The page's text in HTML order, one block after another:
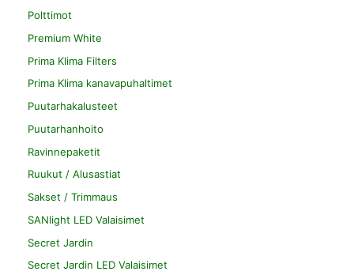
Polttimot
Premium White
Prima Klima Filters
Prima Klima kanavapuhaltimet
Puutarhakalusteet
Puutarhanhoito
Ravinnepaketit
Ruukut / Alusastiat
Sakset / Trimmaus
SANlight LED Valaisimet
Secret Jardin
Secret Jardin LED Valaisimet